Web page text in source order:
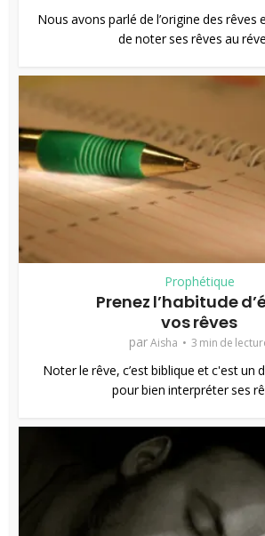
Nous avons parlé de l’origine des rêves
de noter ses rêves au
Prophétique
Prenez l’habitude
vos rêves
parAisha 3 min de
Noter le rêve, c’est biblique et c'est un
pour bien interpréter ses